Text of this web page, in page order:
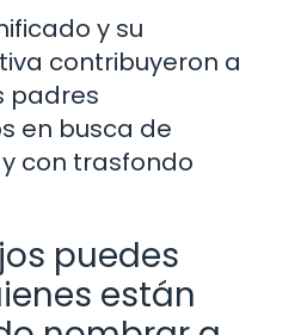
y su
contribuyeron a
padres
en busca de
con trasfondo
puedes
están